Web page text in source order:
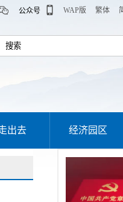
公众号 WAP版 繁体
出去 经济园区